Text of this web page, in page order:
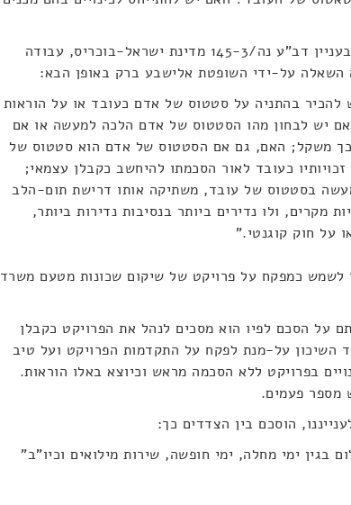
פסק הדין המרכזי שדן בשאלה הזאת היה בעניין דב"ע נה/145-3 מדינת ישראל-בוכריס, עבודה
השאלה על-ידי השופטת אלישבע ברק באופן הבא:
להכיר בהתניה על סטטוס של אדם כעובד או על הוראות
אם יש לבחון מהו הסטטוס של אדם הלכה למעשה או אם
משקל; האם, גם אם הסטטוס של אדם הוא סטטוס של
כעובד לאור הסכמתו להיחשב כקבלן עצמאי;
בסטטוס של עובד, משתיקה אותו דרישת תום-הלב
מקרים, ולו נדירים ביותר בנסיבות נדירות ביותר,
על חוק קוגנטי."
לשמש כמפקח על פרויקט של שיקום שכונות מטעם משרד
על הסכם לפיו הוא מסכים לנהל את הפרויקט כקבלן
על-מנת לפקח על התקדמות הפרויקט ועל טיב
בפרויקט ללא הסכמה מראש וכיוצא באלו הוראות.
מספר פעמים.
הוסכם בין הצדדים כך:
ימי מחלה, ימי חופשה, שירות מילואים וכיו"ב"